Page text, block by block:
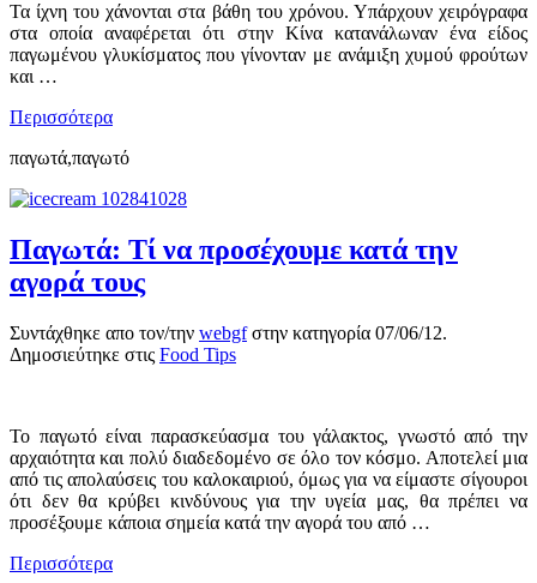
Τα ίχνη του χάνονται στα βάθη του χρόνου. Υπάρχουν χειρόγραφα
στα οποία αναφέρεται ότι στην Κίνα κατανάλωναν ένα είδος
παγωμένου γλυκίσματος που γίνονταν με ανάμιξη χυμού φρούτων
και …
Περισσότερα
παγωτά,παγωτό
Παγωτά: Τί να προσέχουμε κατά την
αγορά τους
Συντάχθηκε απο τον/την webgfστην κατηγορία 07/06/12.
Δημοσιεύτηκε στις Food Tips
Το παγωτό είναι παρασκεύασμα του γάλακτος, γνωστό από την
αρχαιότητα και πολύ διαδεδομένο σε όλο τον κόσμο. Αποτελεί μια
από τις απολαύσεις του καλοκαιριού, όμως για να είμαστε σίγουροι
ότι δεν θα κρύβει κινδύνους για την υγεία μας, θα πρέπει να
προσέξουμε κάποια σημεία κατά την αγορά του από …
Περισσότερα